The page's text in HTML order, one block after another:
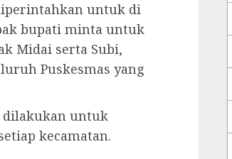
untuk di
bupati minta untuk
Midai serta Subi,
Puskesmas yang
dilakukan untuk
kecamatan.